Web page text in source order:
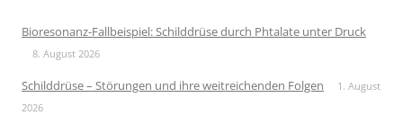
Bioresonanz-Fallbeispiel: Schilddrüse durch Phtalate unter Druck
8. August 2026
Schilddrüse – Störungen und ihre weitreichenden Folgen
1. August
2026